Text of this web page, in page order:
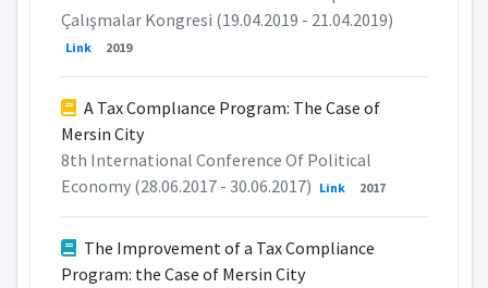
Çalışmalar Kongresi (19.04.2019 - 21.04.2019)
Link 2019
A Tax Complıance Program: The Case of
Mersin City
8th International Conference Of Political
Economy (28.06.2017 - 30.06.2017) Link 2017
The Improvement of a Tax Compliance
Program: the Case of Mersin City